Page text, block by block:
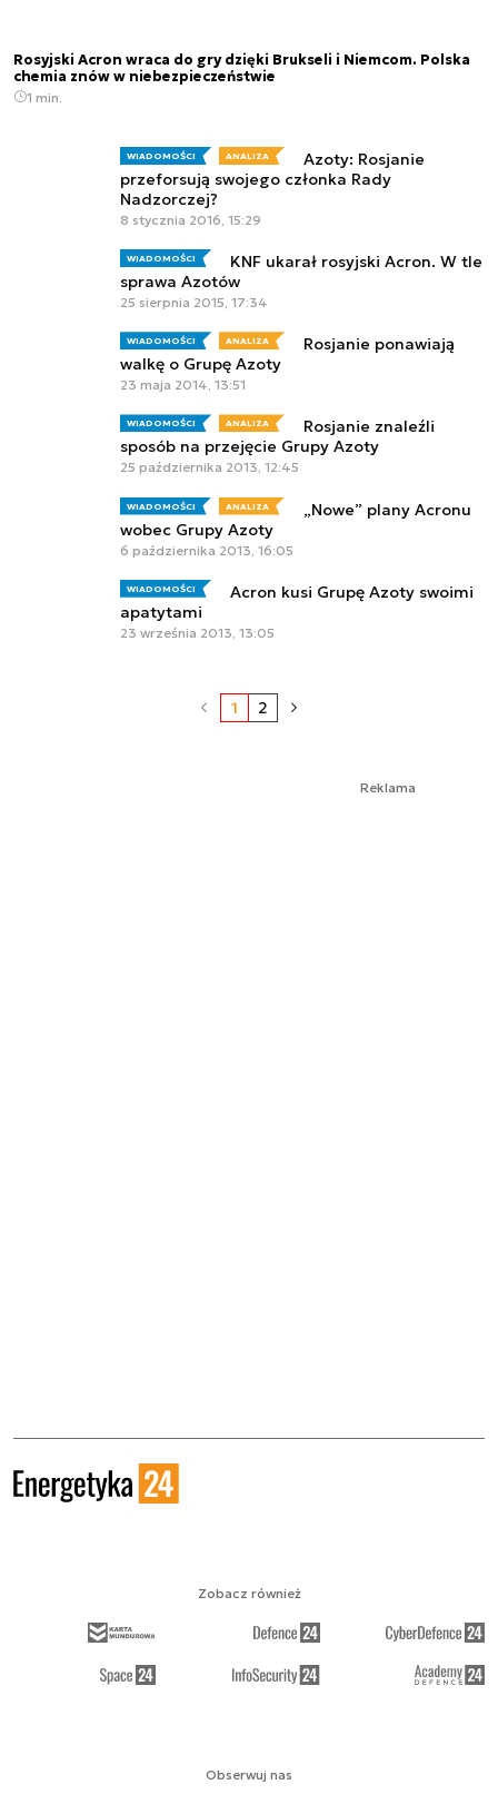
Rosyjski Acron wraca do gry dzięki Brukseli i Niemcom. Polska
chemia znów w niebezpieczeństwie
1 min.
WIADOMOŚCI ANALIZA
Azoty: Rosjanie
przeforsują swojego członka Rady
Nadzorczej?
8 stycznia 2016, 15:29
WIADOMOŚCI
KNF ukarał rosyjski Acron. W tle
sprawa Azotów
25 sierpnia 2015, 17:34
WIADOMOŚCI ANALIZA
Rosjanie ponawiają
walkę o Grupę Azoty
23 maja 2014, 13:51
WIADOMOŚCI ANALIZA
Rosjanie znaleźli
sposób na przejęcie Grupy Azoty
25 października 2013, 12:45
WIADOMOŚCI ANALIZA
„Nowe” plany Acronu
wobec Grupy Azoty
6 października 2013, 16:05
WIADOMOŚCI
Acron kusi Grupę Azoty swoimi
apatytami
23 września 2013, 13:05
1 2
Reklama
Obserwuj nas
Zobacz również